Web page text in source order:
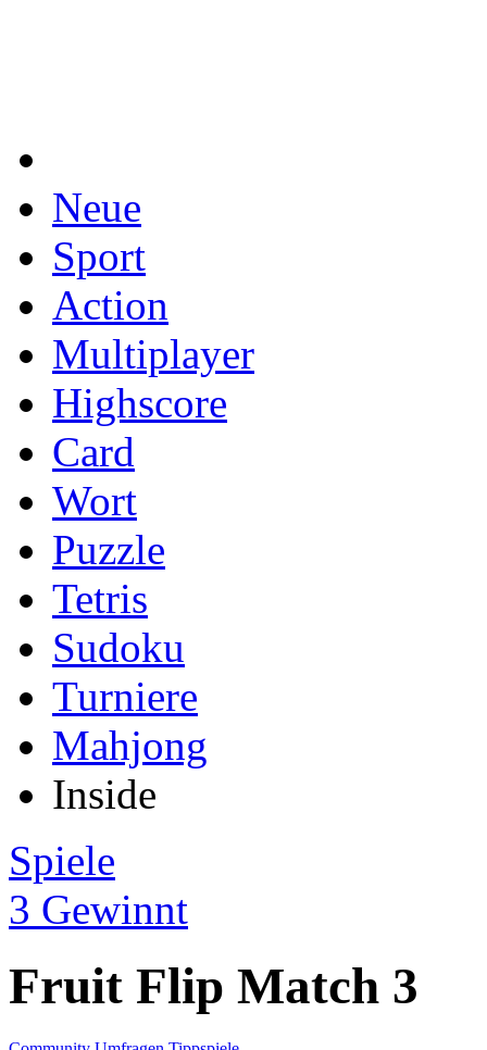
Neue
Sport
Action
Multiplayer
Highscore
Card
Wort
Puzzle
Tetris
Sudoku
Turniere
Mahjong
Inside
Spiele
3 Gewinnt
Fruit Flip Match 3